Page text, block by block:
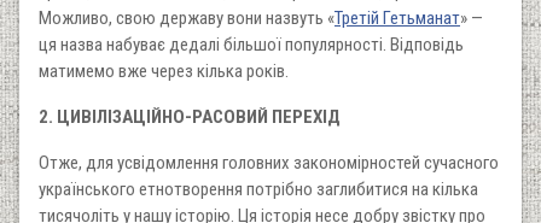
Можливо, свою державу вони назвуть «Третій Гетьманат» —
ця назва набуває дедалі більшої популярності. Відповідь
матимемо вже через кілька років.
2. ЦИВІЛІЗАЦІЙНО-РАСОВИЙ ПЕРЕХІД
Отже, для усвідомлення головних закономірностей сучасного
українського етнотворення потрібно заглибитися на кілька
тисячоліть у нашу історію. Ця історія несе добру звістку про